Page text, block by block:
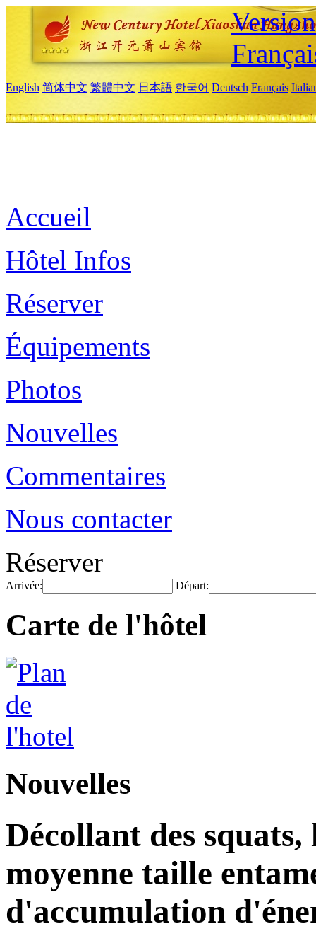
English 简体中文 繁體中文 日本語 한국어 Deutsch Français
Accueil
Hôtel Infos
Réserver
Équipements
Photos
Nouvelles
Commentaires
Nous contacter
Réserver
Arrivée: Départ:
Carte de l'hôtel
Nouvelles
Décollant des
moyenne taille
d'accumulation